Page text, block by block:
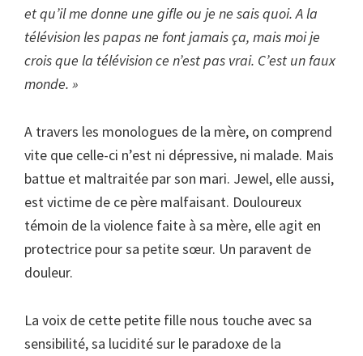
et qu’il me donne une gifle ou je ne sais quoi. A la
télévision les papas ne font jamais ça, mais moi je
crois que la télévision ce n’est pas vrai. C’est un faux
monde. »
A travers les monologues de la mère, on comprend
vite que celle-ci n’est ni dépressive, ni malade. Mais
battue et maltraitée par son mari. Jewel, elle aussi,
est victime de ce père malfaisant. Douloureux
témoin de la violence faite à sa mère, elle agit en
protectrice pour sa petite sœur. Un paravent de
douleur.
La voix de cette petite fille nous touche avec sa
sensibilité, sa lucidité sur le paradoxe de la